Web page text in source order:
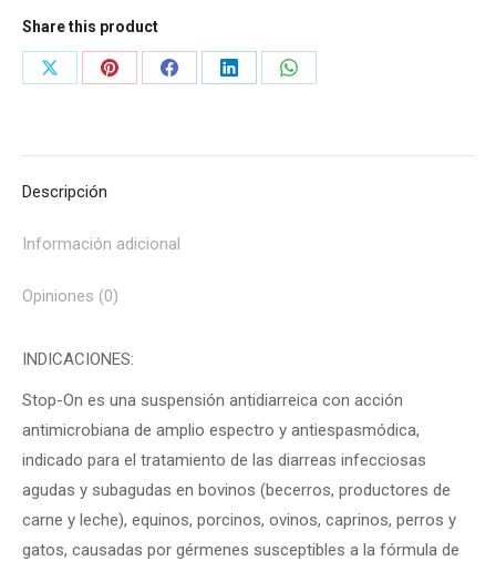
Share this product
Share
Share
Share
Share
Share
Descripción
Información adicional
Opiniones (0)
INDICACIONES:
Stop-On es una suspensión antidiarreica con acción
antimicrobiana de amplio espectro y antiespasmódica,
indicado para el tratamiento de las diarreas infecciosas
agudas y subagudas en bovinos (becerros, productores de
carne y leche), equinos, porcinos, ovinos, caprinos, perros y
gatos, causadas por gérmenes susceptibles a la fórmula de